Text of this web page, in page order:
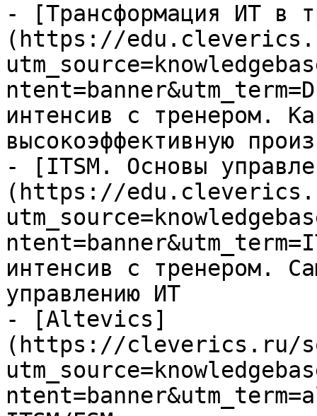
- [Трансформация ИТ в
(https://
интенсив с тренером.
высокоэффективную
- [ITSM. Основы
(https://
интенсив с тренером.
управлению ИТ
- [Altevics]
(https://cleverics.ru/